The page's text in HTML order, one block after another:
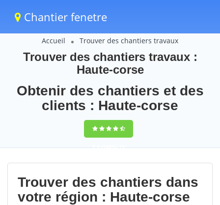
Chantier fenetre
Accueil Trouver des chantiers travaux
Trouver des chantiers travaux :
Haute-corse
Obtenir des chantiers et des
clients : Haute-corse
9,5(100%)75
votes
Trouver des chantiers dans
votre région : Haute-corse